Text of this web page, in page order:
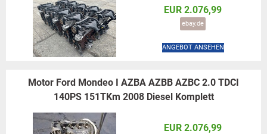
EUR 2.076,99
ebay.de
ANGEBOT ANSEHEN
Motor Ford Mondeo I AZBA AZBB AZBC 2.0 TDCI
140PS 151TKm 2008 Diesel Komplett
EUR 2.076,99